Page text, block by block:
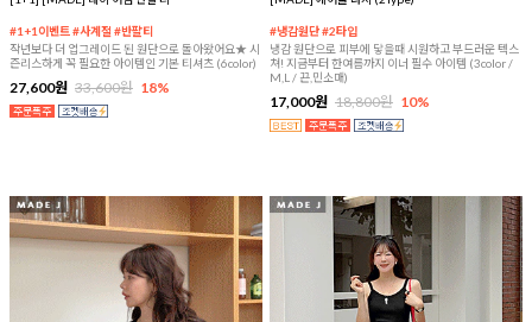
#1+1이벤트 #사계절 #반팔티
작년보다 더 업그레이드 된 원단으로 돌아왔어요★ 시
즌리스하게 꼭 필요한 아이템인 기본 티셔츠 (6color)
27,600원 33,600원 18%
#냉감원단 #2타입
냉감 원단으로 피부에 닿을때 시원하고 부드러운 텍스
쳐! 지금부터 한여름까지 이너 필수 아이템 (3color /
M,L / 끈,민소매)
17,000원 18,800원 10%